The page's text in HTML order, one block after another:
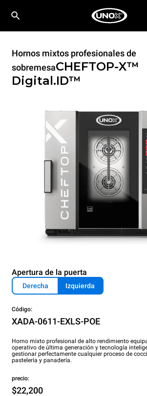
Hornos mixtos profesionales de
sobremesaCHEFTOP-X™
Digital.ID™
Apertura de la puerta
Derecha Izquierda
Código:
XADA-0611-EXLS-POE
Horno mixto profesional de alto rendimiento
operativo de última generación y tecnología
gestionar perfectamente cualquier proceso de
pastelería y panadería.
precio:
$22,200